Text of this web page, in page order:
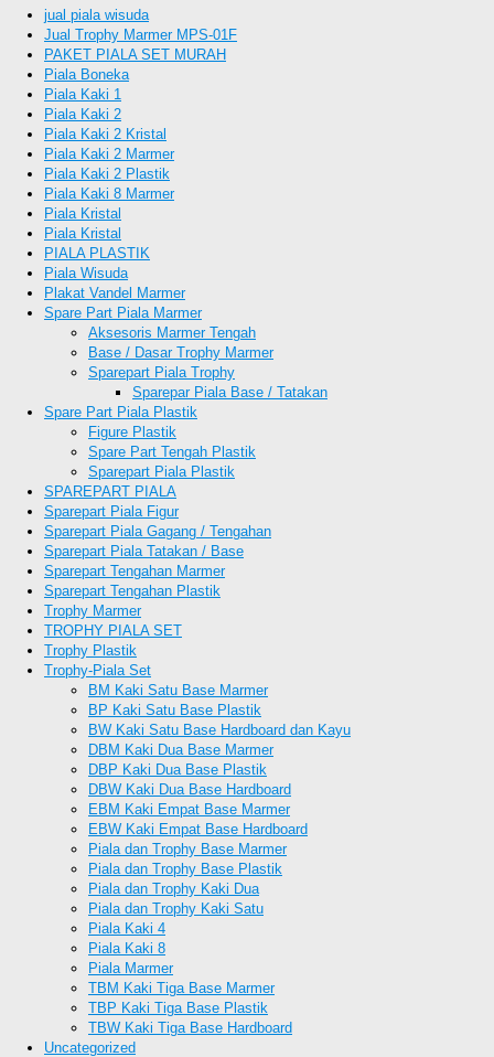
jual piala wisuda
Jual Trophy Marmer MPS-01F
PAKET PIALA SET MURAH
Piala Boneka
Piala Kaki 1
Piala Kaki 2
Piala Kaki 2 Kristal
Piala Kaki 2 Marmer
Piala Kaki 2 Plastik
Piala Kaki 8 Marmer
Piala Kristal
Piala Kristal
PIALA PLASTIK
Piala Wisuda
Plakat Vandel Marmer
Spare Part Piala Marmer
Aksesoris Marmer Tengah
Base / Dasar Trophy Marmer
Sparepart Piala Trophy
Sparepar Piala Base / Tatakan
Spare Part Piala Plastik
Figure Plastik
Spare Part Tengah Plastik
Sparepart Piala Plastik
SPAREPART PIALA
Sparepart Piala Figur
Sparepart Piala Gagang / Tengahan
Sparepart Piala Tatakan / Base
Sparepart Tengahan Marmer
Sparepart Tengahan Plastik
Trophy Marmer
TROPHY PIALA SET
Trophy Plastik
Trophy-Piala Set
BM Kaki Satu Base Marmer
BP Kaki Satu Base Plastik
BW Kaki Satu Base Hardboard dan Kayu
DBM Kaki Dua Base Marmer
DBP Kaki Dua Base Plastik
DBW Kaki Dua Base Hardboard
EBM Kaki Empat Base Marmer
EBW Kaki Empat Base Hardboard
Piala dan Trophy Base Marmer
Piala dan Trophy Base Plastik
Piala dan Trophy Kaki Dua
Piala dan Trophy Kaki Satu
Piala Kaki 4
Piala Kaki 8
Piala Marmer
TBM Kaki Tiga Base Marmer
TBP Kaki Tiga Base Plastik
TBW Kaki Tiga Base Hardboard
Uncategorized